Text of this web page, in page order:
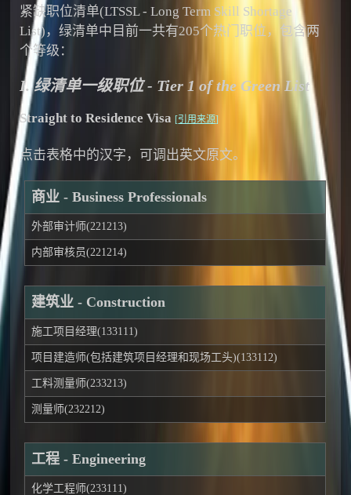
紧缺职位清单(LTSSL - Long Term Skill Shortage
List)，绿清单中目前一共有205个热门职位，包含两
个等级：
I. 绿清单一级职位 - Tier 1 of the Green List
Straight to Residence Visa [引用来源]
点击表格中的汉字，可调出英文原文。
商业 - Business Professionals
外部审计师(221213)
内部审核员(221214)
建筑业 - Construction
施工项目经理(133111)
项目建造师(包括建筑项目经理和现场工头)(133112)
工料测量师(233213)
测量师(232212)
工程 - Engineering
化学工程师(233111)